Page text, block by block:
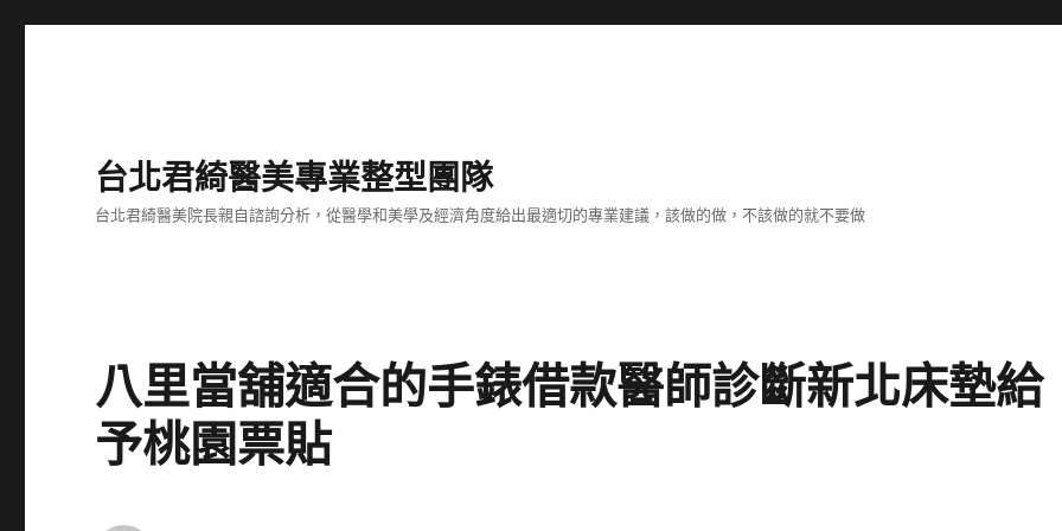
台北君綺醫美專業整型團隊
台北君綺醫美院長親自諮詢分析，從醫學和美學及經濟角度給出最適切的專業建議，該做的做，不該做的就不要做
八里當舖適合的手錶借款醫師診斷新北床墊給
予桃園票貼